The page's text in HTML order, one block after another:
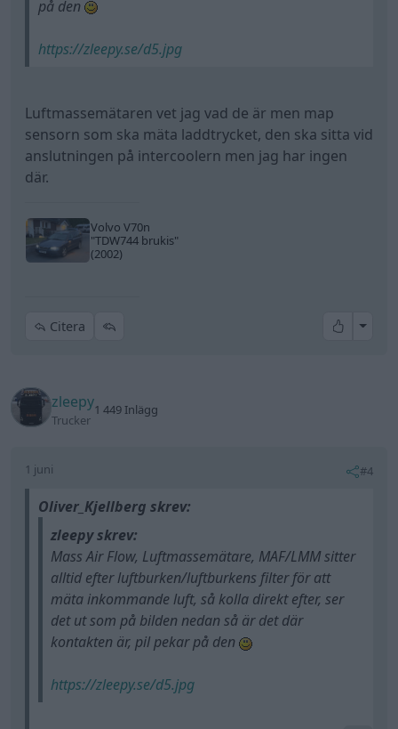
på den
https://zleepy.se/d5.jpg
Luftmassemätaren vet jag vad de är men map
sensorn som ska mäta laddtrycket, den ska sitta vid
anslutningen på intercoolern men jag har ingen
där.
Volvo V70n
"TDW744 brukis"
(2002)
Citera All
zleepy
Trucker
1 449 Inlägg
1 juni #4
Oliver_Kjellberg skrev:
zleepy skrev:
Mass Air Flow, Luftmassemätare, MAF/LMM sitter
alltid efter luftburken/luftburkens filter för att
mäta inkommande luft, så kolla direkt efter, ser
det ut som på bilden nedan så är det där
kontakten är, pil pekar på den
https://zleepy.se/d5.jpg